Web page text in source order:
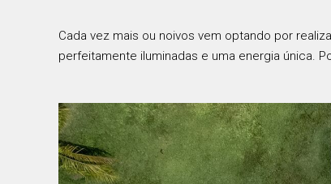
Cada vez mais ou noivos vem optando por
perfeitamente iluminadas e uma energia única.